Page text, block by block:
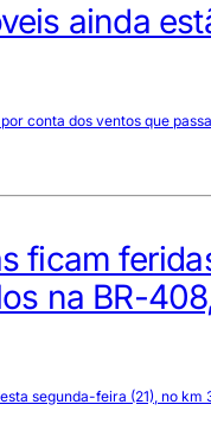
ainda
conta dos ventos que
ficam
na BR-
segunda-feira (21), no km